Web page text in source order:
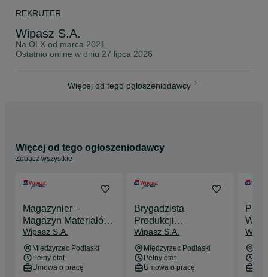
REKRUTER
Wipasz S.A.
Na OLX od marca 2021
Ostatnio online w dniu 27 lipca 2026
Więcej od tego ogłoszeniodawcy
Więcej od tego ogłoszeniodawcy
Zobacz wszystkie
Magazynier –
Magazyn Materiałów
Pomocniczych (K/M)
Wipasz S.A.
Międzyrzec Podlaski
Pełny etat
Umowa o pracę
Brygadzista
Produkcji
Przetwórstwa (K/M)
Wipasz S.A.
Międzyrzec Podlaski
Pełny etat
Umowa o pracę